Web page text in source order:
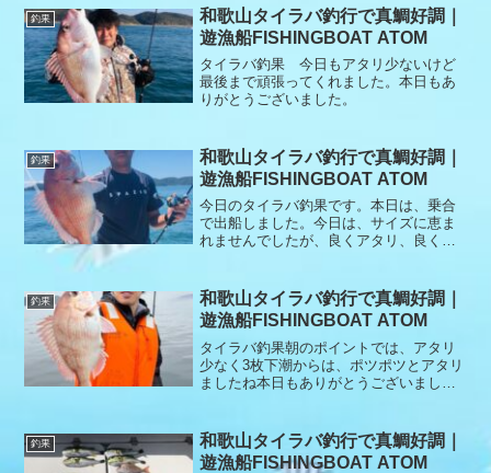
した。開始からアタリは多く楽しんでい
ただけましたが、リリースサイズが中心
でなかなかキープサイズが伸びず苦戦。
それでも最後まで粘っていただき、ポツ
ポツと真鯛を追加することができました
✨本日もご乗船ありがとうございました
釣果
和歌山タイラバ釣行で真鯛好調｜
遊漁船FISHINGBOAT ATOM
タイラバ釣果 今日もアタリ少ないけど
最後まで頑張ってくれました。本日もあ
りがとうございました。
釣果
和歌山タイラバ釣行で真鯛好調｜
遊漁船FISHINGBOAT ATOM
今日のタイラバ釣果です。本日は、乗合
で出船しました。今日は、サイズに恵ま
れませんでしたが、良くアタリ、良く釣
釣果
和歌山タイラバ釣行で真鯛好調｜
遊漁船FISHINGBOAT ATOM
タイラバ釣果朝のポイントでは、アタリ
少なく3枚下潮からは、ポツポツとアタリ
ましたね本日もありがとうございまし
釣果
和歌山タイラバ釣行で真鯛好調｜
遊漁船FISHINGBOAT ATOM